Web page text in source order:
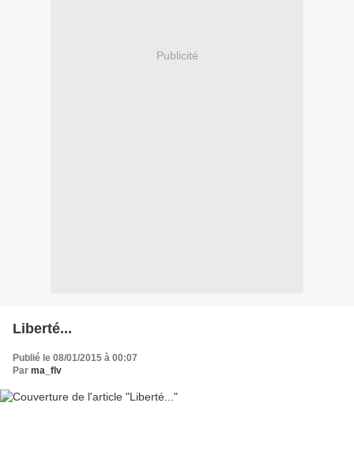
Publicité
Liberté...
Publié le 08/01/2015 à 00:07
Par ma_flv